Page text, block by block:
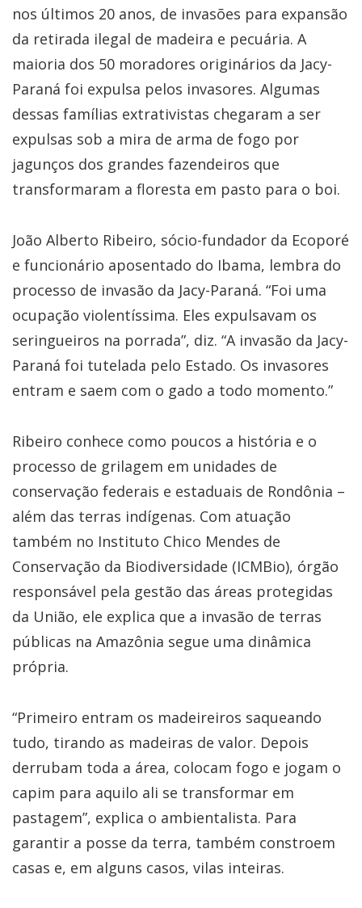
nos últimos 20 anos, de invasões para expansão
da retirada ilegal de madeira e pecuária. A
maioria dos 50 moradores originários da Jacy-
Paraná foi expulsa pelos invasores. Algumas
dessas famílias extrativistas chegaram a ser
expulsas sob a mira de arma de fogo por
jagunços dos grandes fazendeiros que
transformaram a floresta em pasto para o boi.
João Alberto Ribeiro, sócio-fundador da Ecoporé
e funcionário aposentado do Ibama, lembra do
processo de invasão da Jacy-Paraná. “Foi uma
ocupação violentíssima. Eles expulsavam os
seringueiros na porrada”, diz. “A invasão da Jacy-
Paraná foi tutelada pelo Estado. Os invasores
entram e saem com o gado a todo momento.”
Ribeiro conhece como poucos a história e o
processo de grilagem em unidades de
conservação federais e estaduais de Rondônia –
além das terras indígenas. Com atuação
também no Instituto Chico Mendes de
Conservação da Biodiversidade (ICMBio), órgão
responsável pela gestão das áreas protegidas
da União, ele explica que a invasão de terras
públicas na Amazônia segue uma dinâmica
própria.
“Primeiro entram os madeireiros saqueando
tudo, tirando as madeiras de valor. Depois
derrubam toda a área, colocam fogo e jogam o
capim para aquilo ali se transformar em
pastagem”, explica o ambientalista. Para
garantir a posse da terra, também constroem
casas e, em alguns casos, vilas inteiras.